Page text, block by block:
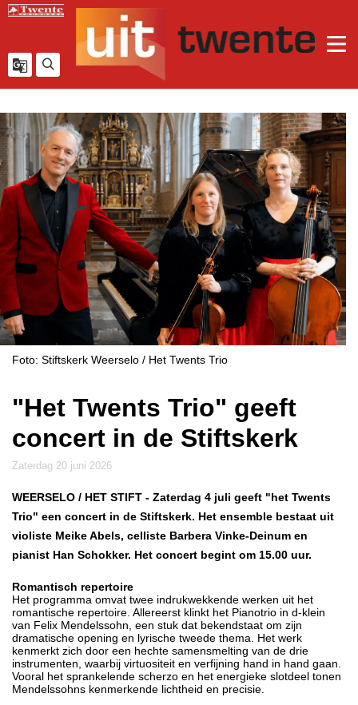
Foto: Stiftskerk Weerselo / Het Twents Trio
"Het Twents Trio" geeft
concert in de Stiftskerk
zaterdag 20 juni 2026
WEERSELO / HET STIFT - Zaterdag 4 juli geeft "het Twents
Trio" een concert in de Stiftskerk. Het ensemble bestaat uit
violiste Meike Abels, celliste Barbera Vinke-Deinum en
pianist Han Schokker. Het concert begint om 15.00 uur.
Romantisch repertoire
Het programma omvat twee indrukwekkende werken uit het
romantische repertoire. Allereerst klinkt het Pianotrio in d-klein
van Felix Mendelssohn, een stuk dat bekendstaat om zijn
dramatische opening en lyrische tweede thema. Het werk
kenmerkt zich door een hechte samensmelting van de drie
instrumenten, waarbij virtuositeit en verfijning hand in hand gaan.
Vooral het sprankelende scherzo en het energieke slotdeel tonen
Mendelssohns kenmerkende lichtheid en precisie.